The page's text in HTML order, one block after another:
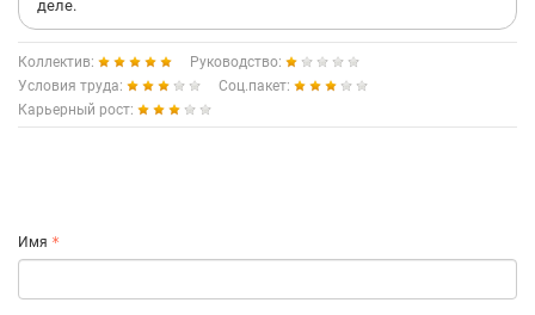
деле.
Коллектив:
Руководство:
Условия труда:
Соц.пакет:
Карьерный рост:
Имя